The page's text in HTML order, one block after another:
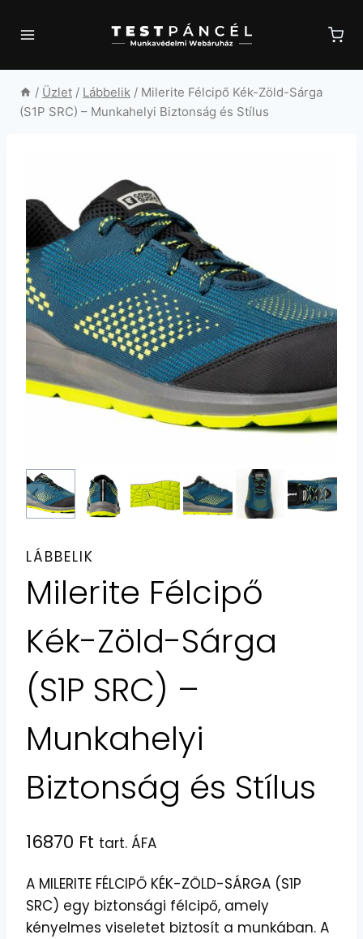
/ Üzlet / Lábbelik / Milerite Félcipő Kék-Zöld-Sárga
(S1P SRC) – Munkahelyi Biztonság és Stílus
LÁBBELIK
Milerite Félcipő
Kék-Zöld-Sárga
(S1P SRC) –
Munkahelyi
Biztonság és Stílus
16870 Ft tart. ÁFA
A MILERITE FÉLCIPŐ KÉK-ZÖLD-SÁRGA (S1P
SRC) egy biztonsági félcipő, amely
kényelmes viseletet biztosít a munkában. A